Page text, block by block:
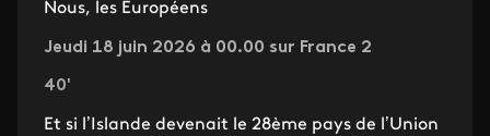
Nous, les Européens
Jeudi 18 juin 2026 à 00.00 sur France 2
40'
Et si l’Islande devenait le 28ème pays de l’Union